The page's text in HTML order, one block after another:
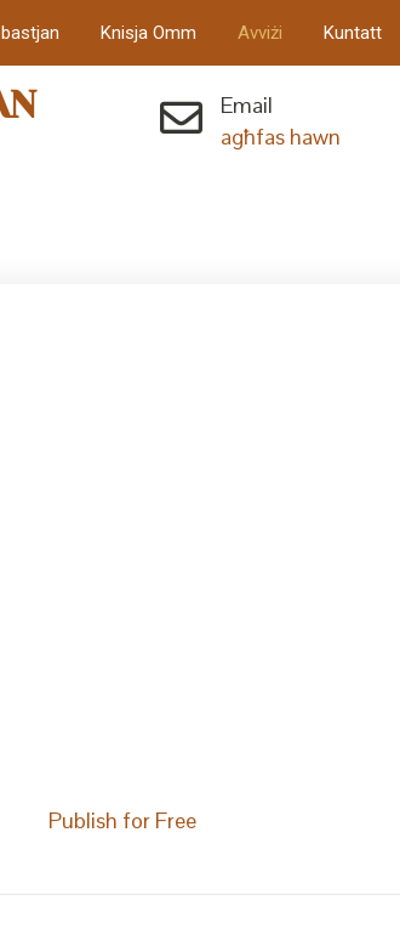
Knisja Omm Avviżi Kuntatt
Email
agħfas hawn
Publish for Free